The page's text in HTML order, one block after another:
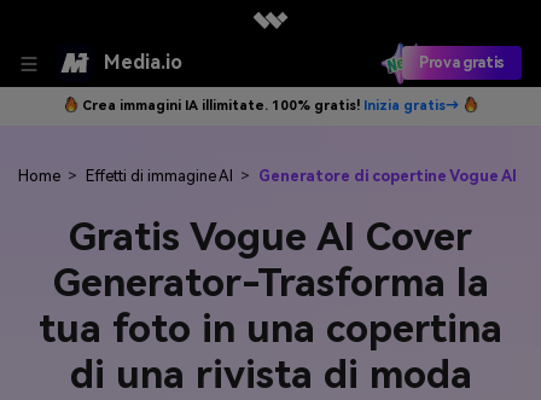
Media.io Prova gratis
Crea immagini IA illimitate. 100% gratis! Inizia gratis→
Home > Effetti di immagine AI > Generatore di copertine Vogue AI
Gratis Vogue AI Cover
Generator-Trasforma la
tua foto in una copertina
di una rivista di moda